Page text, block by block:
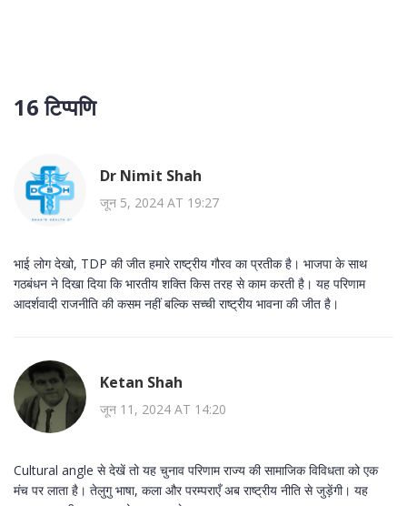
16 टिप्पणि
Dr Nimit Shah
जून 5, 2024 AT 19:27
भाई लोग देखो, TDP की जीत हमारे राष्ट्रीय गौरव का प्रतीक है। भाजपा के साथ
गठबंधन ने दिखा दिया कि भारतीय शक्ति किस तरह से काम करती है। यह परिणाम
आदर्शवादी राजनीति की कसम नहीं बल्कि सच्ची राष्ट्रीय भावना की जीत है।
Ketan Shah
जून 11, 2024 AT 14:20
Cultural angle से देखें तो यह चुनाव परिणाम राज्य की सामाजिक विविधता को एक
मंच पर लाता है। तेलुगु भाषा, कला और परम्पराएँ अब राष्ट्रीय नीति से जुड़ेंगी। यह